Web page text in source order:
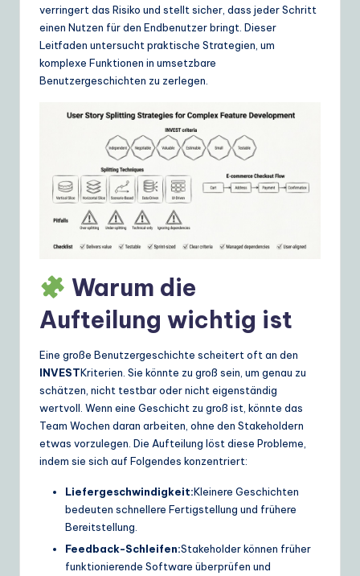
G
ui
d
w
S
o
verringert das Risiko und stellt sicher, dass jeder Schritt
einen Nutzen für den Endbenutzer bringt. Dieser
Leitfaden untersucht praktische Strategien, um
komplexe Funktionen in umsetzbare
Benutzergeschichten zu zerlegen.
Warum die
Aufteilung wichtig ist
Eine große Benutzergeschichte scheitert oft an den
INVESTKriterien. Sie könnte zu groß sein, um genau zu
schätzen, nicht testbar oder nicht eigenständig
wertvoll. Wenn eine Geschicht zu groß ist, könnte das
Team Wochen daran arbeiten, ohne den Stakeholdern
etwas vorzulegen. Die Aufteilung löst diese Probleme,
indem sie sich auf Folgendes konzentriert:
Liefergeschwindigkeit:Kleinere Geschichten
bedeuten schnellere Fertigstellung und frühere
Bereitstellung.
Feedback-Schleifen:Stakeholder können früher
funktionierende Software überprüfen und